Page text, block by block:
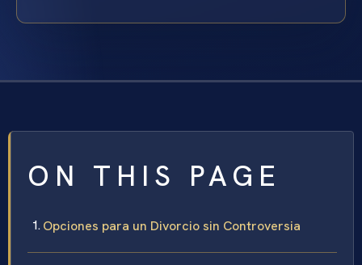
ON THIS PAGE
Opciones para un Divorcio sin Controversia